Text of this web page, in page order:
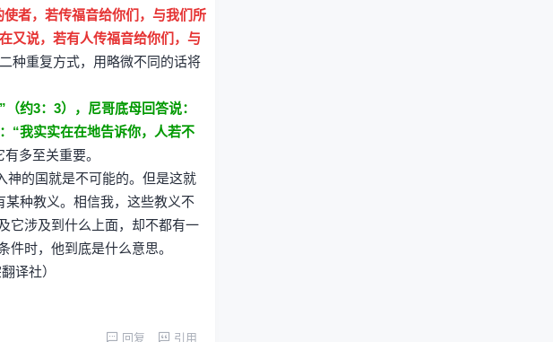
者，若传福音给你们，与我们所
又说，若有人传福音给你们，与
种重复方式，用略微不同的话将
约3：3），尼哥底母回答说：
“我实实在在地告诉你，人若不
多至关重要。
神的国就是不可能的。但是这就
某种教义。相信我，这些教义不
它涉及到什么上面，却不都有一
时，他到底是什么意思。
译社）
回复 引用